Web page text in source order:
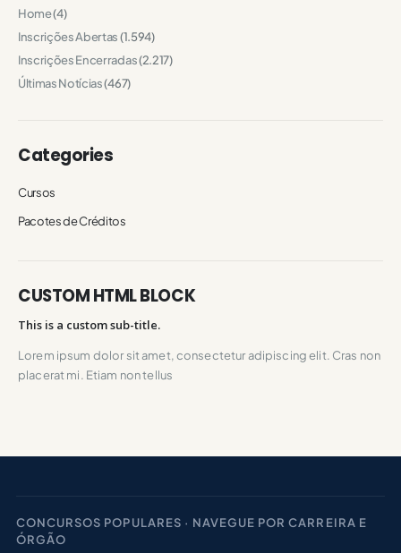
Home(4)
Inscrições Abertas(1.594)
Inscrições Encerradas(2.217)
Últimas Notícias(467)
Categories
Cursos
Pacotes de Créditos
CUSTOM HTML BLOCK
This is a custom sub-title.
Lorem ipsum dolor sit amet, consectetur adipiscing elit. Cras non
placerat mi. Etiam non tellus
CONCURSOS POPULARES · NAVEGUE POR CARREIRA E
ÓRGÃO